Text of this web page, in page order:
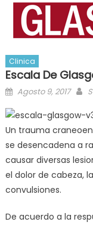
Clinica
Escala De
Posted
Agosto 9, 2017
Un trauma
se desencadena a
causar diversas
el dolor de cabeza,
convulsiones.
De acuerdo a la